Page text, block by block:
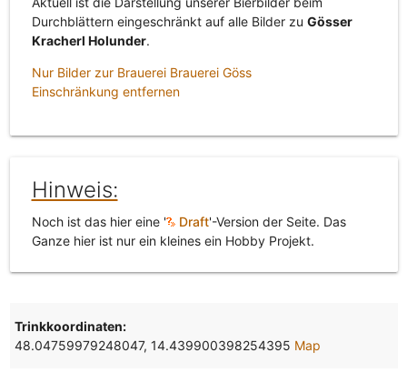
Durchblättern eingeschränkt auf alle Bilder zu Gösser
Kracherl Holunder.
Nur Bilder zur Brauerei Brauerei Göss
Einschränkung entfernen
Hinweis:
Noch ist das hier eine ' Draft'-Version der Seite. Das
Ganze hier ist nur ein kleines ein Hobby Projekt.
Trinkkoordinaten:
48.04759979248047, 14.439900398254395 Map